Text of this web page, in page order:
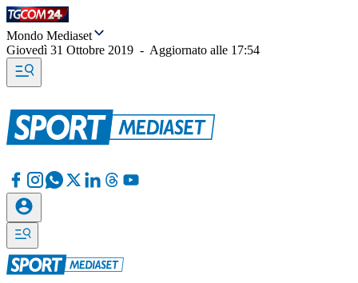
Mondo Mediaset
Giovedì 31 Ottobre 2019 - Aggiornato alle 17:54